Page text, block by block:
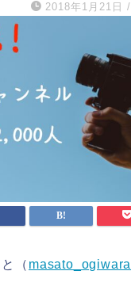
2018年1月21日 /
（ masato_ogiwara